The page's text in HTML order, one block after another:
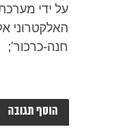
על ידי
האלקטרוני
חנה-כרכור';
הוסף תגובה